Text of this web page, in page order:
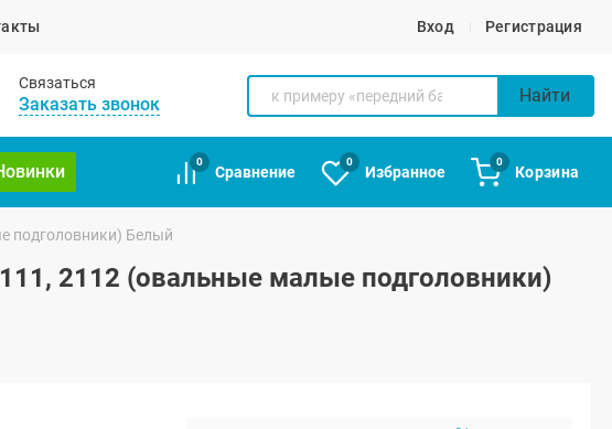
Вход Регистрация
Связаться
Заказать звонок Найти
0
Сравнение
0
Избранное
0
Корзина
подголовники) Белый
2112 (овальные малые подголовники)